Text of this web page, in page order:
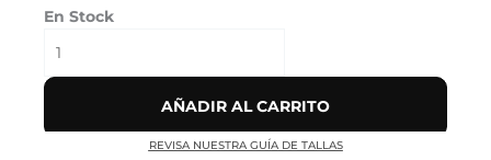
En Stock
AÑADIR AL CARRITO
REVISA NUESTRA GUÍA DE TALLAS